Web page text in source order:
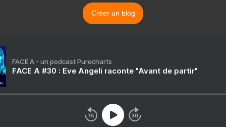
Créer un blog
FACE A - un podcast Purecharts
FACE A #30 : Eve Angeli raconte "Avant de partir"